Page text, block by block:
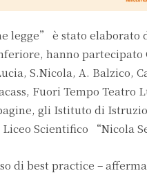
legge” è stato
hanno
S.Nicola, A. Balzico,
Fuori Tempo Teatro
gli Istituto di
Scientifico “Nicola
di best practice –